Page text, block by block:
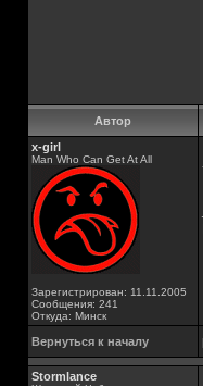
Автор
x-girl
Man Who Can Get At All
Зарегистрирован: 11.11.2005
Сообщения: 241
Откуда: Минск
Вернуться к началу
Stormlance